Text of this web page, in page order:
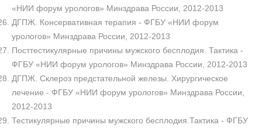
«НИИ форум урологов» Минздрава России, 2012-2013
ДГПЖ. Консервативная терапия - ФГБУ «НИИ форум
урологов» Минздрава России, 2012-2013
Посттестикулярные причины мужского бесплодия. Тактика -
ФГБУ «НИИ форум урологов» Минздрава России, 2012-2013
ДГПЖ. Склероз предстательной железы. Хирургическое
лечение - ФГБУ «НИИ форум урологов» Минздрава России,
2012-2013
Тестикулярные причины мужского бесплодия.Тактика - ФГБУ